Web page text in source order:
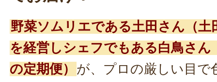
野菜ソムリエである土田さん（土
を経営しシェフでもある白鳥さん
の定期便） が、プロの厳しい目で